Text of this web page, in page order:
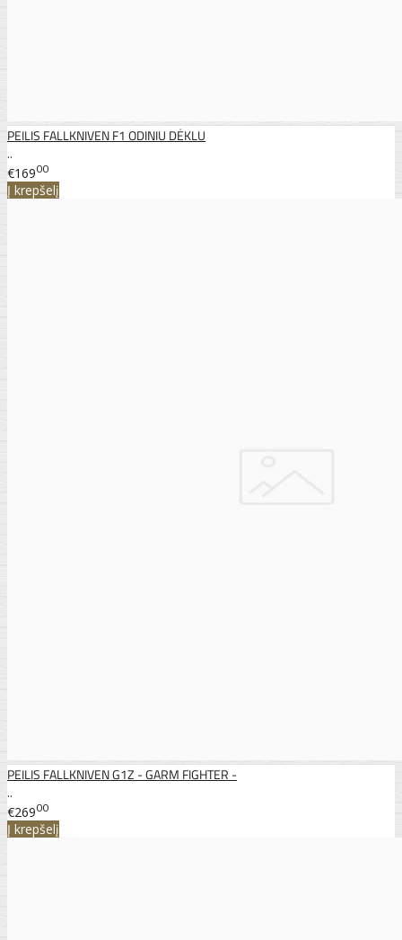
PEILIS FALLKNIVEN F1 ODINIU DĖKLU
..
€16900
Į krepšelį
PEILIS FALLKNIVEN G1Z - GARM FIGHTER -
..
€26900
Į krepšelį